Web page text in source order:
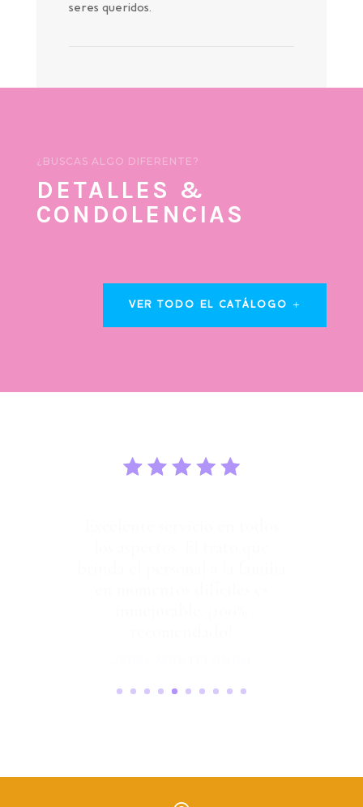
seres queridos.
¿BUSCAS ALGO DIFERENTE?
DETALLES &
CONDOLENCIAS
VER TODO EL CATÁLOGO